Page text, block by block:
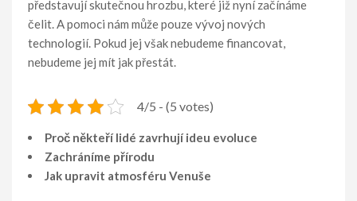
představují skutečnou hrozbu, které již nyní začínáme
čelit. A pomoci nám může pouze vývoj nových
technologií. Pokud jej však nebudeme financovat,
nebudeme jej mít jak přestát.
4/5 - (5 votes)
Proč někteří lidé zavrhují ideu evoluce
Zachráníme přírodu
Jak upravit atmosféru Venuše